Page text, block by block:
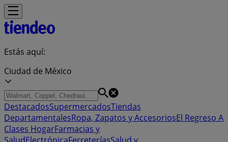
Estás aquí:
Ciudad de México
DestacadosSupermercadosTiendas
DepartamentalesRopa, Zapatos y AccesoriosEl Regreso A
Clases HogarFarmacias y